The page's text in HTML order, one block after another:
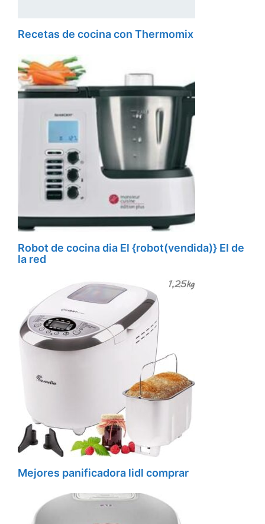
Recetas de cocina con Thermomix
Robot de cocina dia El {robot(vendida)} El de
la red
Mejores panificadora lidl comprar